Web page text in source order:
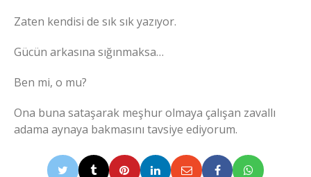
Zaten kendisi de sık sık yazıyor.
Gücün arkasına sığınmaksa…
Ben mi, o mu?
Ona buna sataşarak meşhur olmaya çalışan zavallı
adama aynaya bakmasını tavsiye ediyorum.